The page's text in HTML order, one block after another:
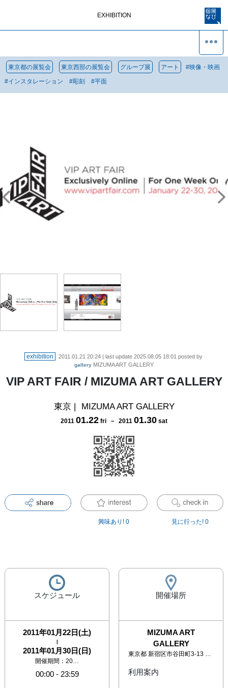
EXHIBITION
東京都の展覧会 東京西部の展覧会 グループ展 アート #映像・映画
#インスタレーション #彫刻 #平面
exhibition 2011.01.21 20:24| last update 2025.08.05 18:01 posted by
gallery MIZUMA ART GALLERY
VIP ART FAIR / MIZUMA ART GALLERY
東京| MIZUMA ART GALLERY
2011 01.22 fri － 2011 01.30 sat
興味あり! 0 見に行った! 0
スケジュール
2011年01月22日(土)
|
2011年01月30日(日)
開催期間：20…
00:00- 23:59
開催場所
MIZUMA ART
GALLERY
東京都 新宿区市谷田町3-13 神楽ビル2F
利用案内